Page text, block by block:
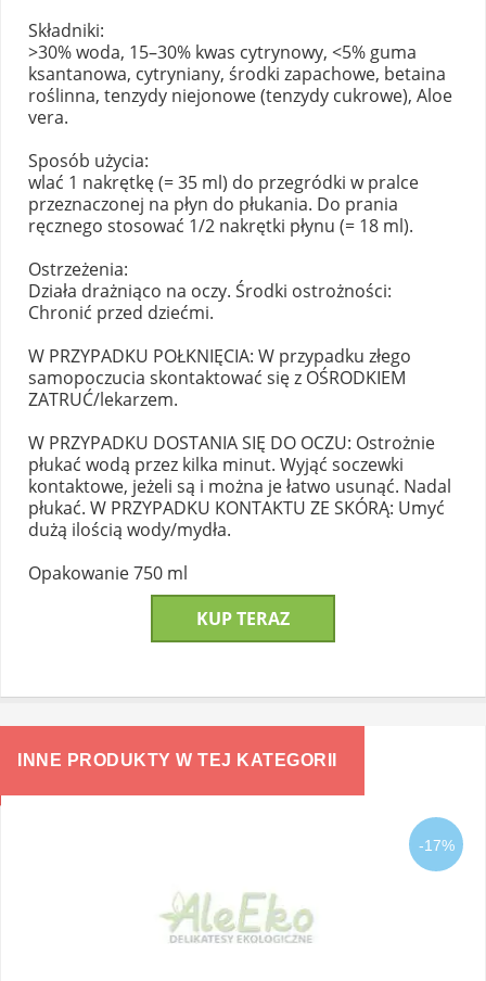
Składniki:
>30% woda, 15–30% kwas cytrynowy, <5% guma
ksantanowa, cytryniany, środki zapachowe, betaina
roślinna, tenzydy niejonowe (tenzydy cukrowe), Aloe
vera.
Sposób użycia:
wlać 1 nakrętkę (= 35 ml) do przegródki w pralce
przeznaczonej na płyn do płukania. Do prania
ręcznego stosować 1/2 nakrętki płynu (= 18 ml).
Ostrzeżenia:
Działa drażniąco na oczy. Środki ostrożności:
Chronić przed dziećmi.
W PRZYPADKU POŁKNIĘCIA: W przypadku złego
samopoczucia skontaktować się z OŚRODKIEM
ZATRUĆ/lekarzem.
W PRZYPADKU DOSTANIA SIĘ DO OCZU: Ostrożnie
płukać wodą przez kilka minut. Wyjąć soczewki
kontaktowe, jeżeli są i można je łatwo usunąć. Nadal
płukać. W PRZYPADKU KONTAKTU ZE SKÓRĄ: Umyć
dużą ilością wody/mydła.
Opakowanie 750 ml
KUP TERAZ
INNE PRODUKTY W TEJ KATEGORII
-17%